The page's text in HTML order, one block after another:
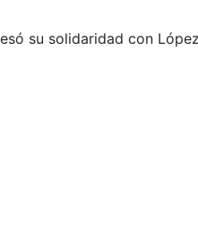
su solidaridad con